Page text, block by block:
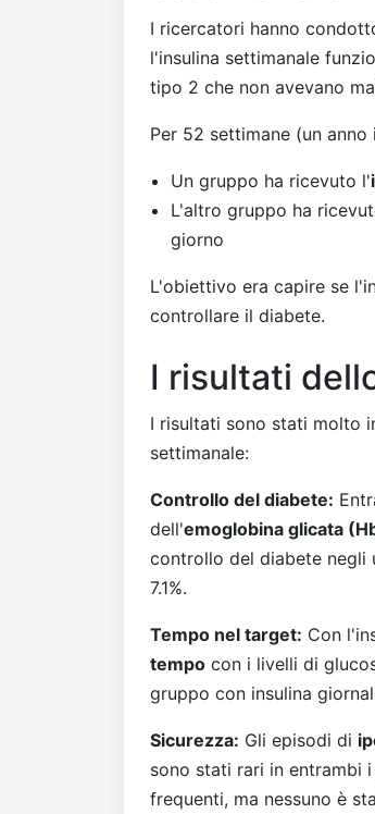
I ricercatori hanno
l'insulina settimanale
tipo 2 che non avevano
Per 52 settimane (un
Un gruppo ha ricevuto l'
L'altro gruppo ha
giorno
L'obiettivo era capire se
controllare il diabete.
I risultati
I risultati sono stati molto
settimanale:
Controllo del diabete:
dell'emoglobina glicata
controllo del diabete negli
7.1%.
Tempo nel target: Con
tempo con i livelli di
gruppo con insulina
Sicurezza: Gli episodi di
sono stati rari in entrambi
frequenti, ma nessuno è